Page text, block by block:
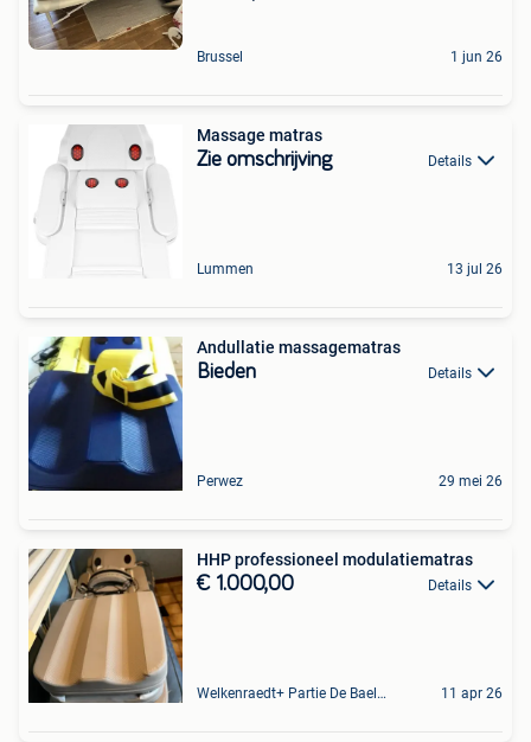
Brussel 1 jun 26
Massage matras
Zie omschrijving Details
Lummen 13 jul 26
Andullatie massagematras
Bieden Details
Perwez 29 mei 26
HHP professioneel modulatiematras
€ 1.000,00 Details
Welkenraedt+ Partie De Baelen 11 apr 26